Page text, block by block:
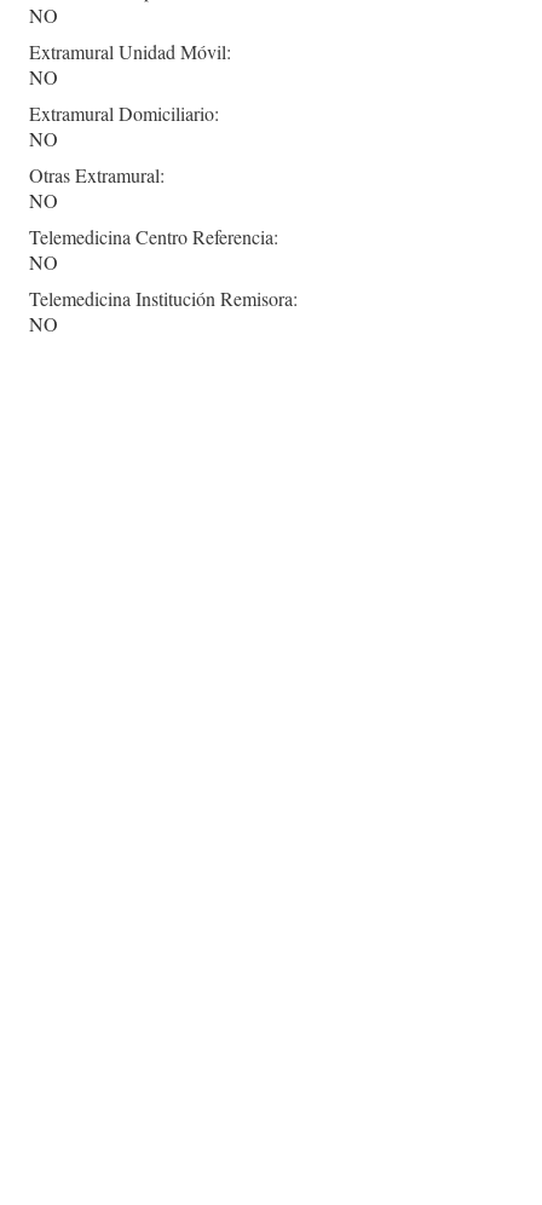
NO
Extramural Unidad Móvil:
NO
Extramural Domiciliario:
NO
Otras Extramural:
NO
Telemedicina Centro Referencia:
NO
Telemedicina Institución Remisora:
NO